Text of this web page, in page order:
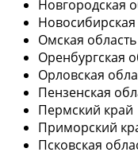
Новгородская
Новосибирская
Омская область
Оренбургская
Орловская
Пензенская
Пермский край
Приморский
Псковская